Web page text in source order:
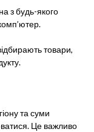
з будь-якого
товари,
та суми
Це важливо